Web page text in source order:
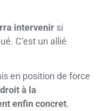
intervenir si
C’est un allié
en position de force
droit à la
enfin concret.